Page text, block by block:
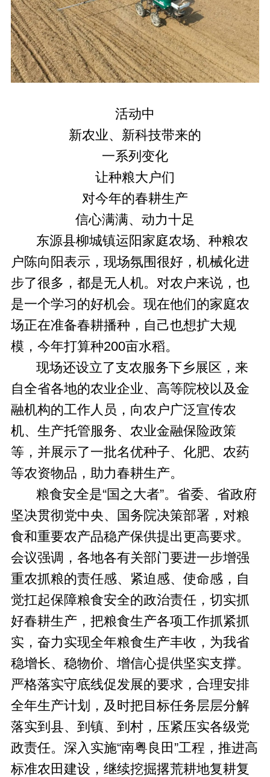
活动中
新农业、新科技带来的
一系列变化
让种粮大户们
对今年的春耕生产
信心满满、动力十足
东源县柳城镇运阳家庭农场、种粮农
户陈向阳表示，现场氛围很好，机械化进
步了很多，都是无人机。对农户来说，也
是一个学习的好机会。现在他们的家庭农
场正在准备春耕播种，自己也想扩大规
模，今年打算种200亩水稻。
现场还设立了支农服务下乡展区，来
自全省各地的农业企业、高等院校以及金
融机构的工作人员，向农户广泛宣传农
机、生产托管服务、农业金融保险政策
等，并展示了一批名优种子、化肥、农药
等农资物品，助力春耕生产。
粮食安全是“国之大者”。省委、省政府
坚决贯彻党中央、国务院决策部署，对粮
食和重要农产品稳产保供提出更高要求。
会议强调，各地各有关部门要进一步增强
重农抓粮的责任感、紧迫感、使命感，自
觉扛起保障粮食安全的政治责任，切实抓
好春耕生产，把粮食生产各项工作抓紧抓
实，奋力实现全年粮食生产丰收，为我省
稳增长、稳物价、增信心提供坚实支撑。
严格落实守底线促发展的要求，合理安排
全年生产计划，及时把目标任务层层分解
落实到县、到镇、到村，压紧压实各级党
政责任。深入实施“南粤良田”工程，推进高
标准农田建设，继续挖掘撂荒耕地复耕复